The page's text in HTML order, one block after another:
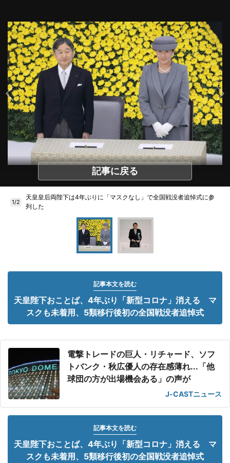
記事に戻る
1/2
天皇皇后両陛下は4年ぶりに「マスクなし」で全国戦没者追悼式に参
列した
記事本文を読む
天皇陛下おことば、4年ぶり「新型コロナ」消える マ
スクも未着用、5類移行後初の全国戦没者追悼式
電撃トレードの巨人・リチャード、ソフ
トバンク・秋広優人の存在感薄れ...「他
球団の方が出場機会ある」の声が
J-CASTニュース
記事本文を読む
天皇陛下おことば、4年ぶり「新型コロナ」消える マ
スクも未着用、5類移行後初の全国戦没者追悼式